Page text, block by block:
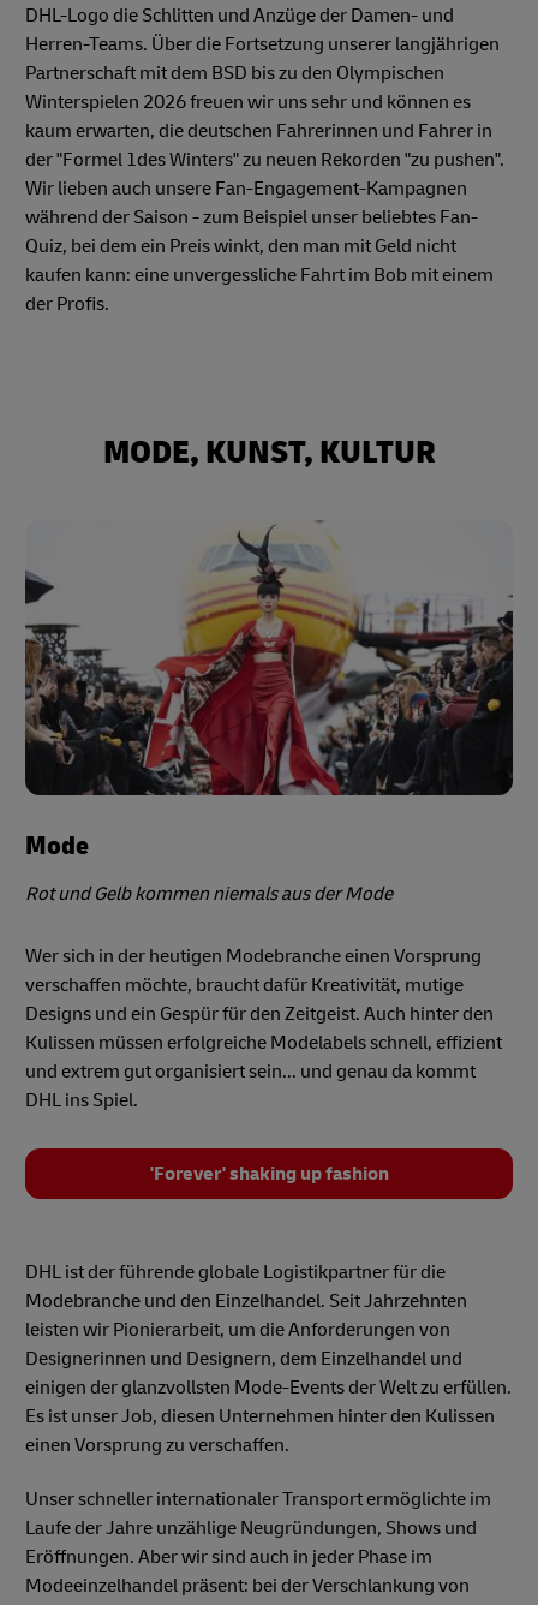
DHL-Logo die Schlitten und Anzüge der Damen- und
Herren-Teams. Über die Fortsetzung unserer langjährigen
Partnerschaft mit dem BSD bis zu den Olympischen
Winterspielen 2026 freuen wir uns sehr und können es
kaum erwarten, die deutschen Fahrerinnen und Fahrer in
der "Formel 1des Winters" zu neuen Rekorden "zu pushen".
Wir lieben auch unsere Fan-Engagement-Kampagnen
während der Saison - zum Beispiel unser beliebtes Fan-
Quiz, bei dem ein Preis winkt, den man mit Geld nicht
kaufen kann: eine unvergessliche Fahrt im Bob mit einem
der Profis.
MODE, KUNST, KULTUR
Mode
Rot und Gelb kommen niemals aus der Mode
Wer sich in der heutigen Modebranche einen Vorsprung
verschaffen möchte, braucht dafür Kreativität, mutige
Designs und ein Gespür für den Zeitgeist. Auch hinter den
Kulissen müssen erfolgreiche Modelabels schnell, effizient
und extrem gut organisiert sein... und genau da kommt
DHL ins Spiel.
'Forever' shaking up fashion
DHL ist der führende globale Logistikpartner für die
Modebranche und den Einzelhandel. Seit Jahrzehnten
leisten wir Pionierarbeit, um die Anforderungen von
Designerinnen und Designern, dem Einzelhandel und
einigen der glanzvollsten Mode-Events der Welt zu erfüllen.
Es ist unser Job, diesen Unternehmen hinter den Kulissen
einen Vorsprung zu verschaffen.
Unser schneller internationaler Transport ermöglichte im
Laufe der Jahre unzählige Neugründungen, Shows und
Eröffnungen. Aber wir sind auch in jeder Phase im
Modeeinzelhandel präsent: bei der Verschlankung von